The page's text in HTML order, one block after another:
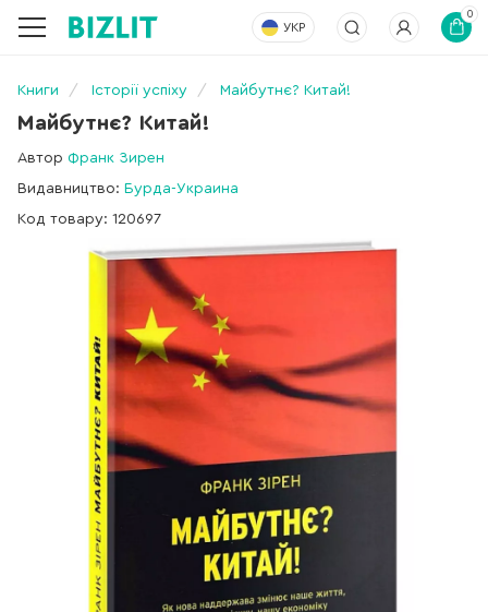
УКР
0
Книги Історії успіху Майбутнє? Китай!
Майбутнє? Китай!
Автор Франк Зирен
Видавництво: Бурда-Украина
Код товару: 120697